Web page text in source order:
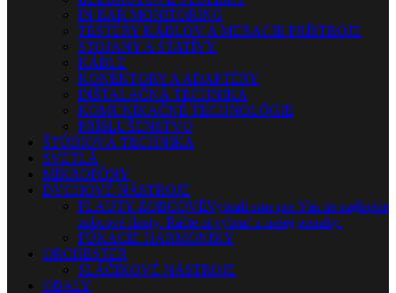
IN-EAR MONITORING
TESTERY KÁBLOV A MERACIE PRÍSTROJE
STOJANY A STATÍVY
KÁBLE
KONEKTORY A ADAPTÉRY
INŠTALAČNÁ TECHNIKA
KOMUNIKAČNÉ TECHNOLÓGIE
PRÍSLUŠENSTVO
ŠTÚDIOVÁ TECHNIKA
SVETLÁ
MIKROFÓNY
DYCHOVÉ NÁSTROJE
FLAUTY-ZOBCOVÉVybrali sme pre Vás tie najlepšie
zobcové flauty. Ráčte si vybrať z našej ponuky.
FÚKACIE HARMONIKY
ORCHESTER
SLÁČIKOVÉ NÁSTROJE
OBALY